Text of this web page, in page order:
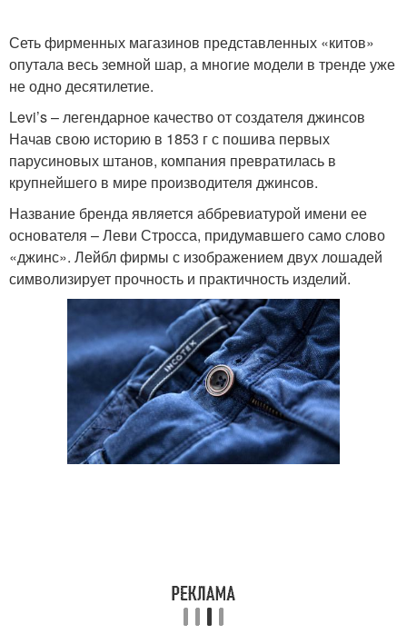
Сеть фирменных магазинов представленных «китов»
опутала весь земной шар, а многие модели в тренде уже
не одно десятилетие.
Levi’s – легендарное качество от создателя джинсов
Начав свою историю в 1853 г с пошива первых
парусиновых штанов, компания превратилась в
крупнейшего в мире производителя джинсов.
Название бренда является аббревиатурой имени ее
основателя – Леви Стросса, придумавшего само слово
«джинс». Лейбл фирмы с изображением двух лошадей
символизирует прочность и практичность изделий.